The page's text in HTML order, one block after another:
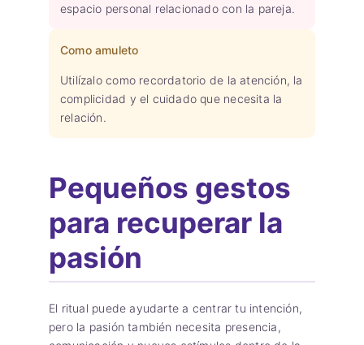
espacio personal relacionado con la pareja.
Como amuleto
Utilízalo como recordatorio de la atención, la
complicidad y el cuidado que necesita la
relación.
Pequeños gestos
para recuperar la
pasión
El ritual puede ayudarte a centrar tu intención,
pero la pasión también necesita presencia,